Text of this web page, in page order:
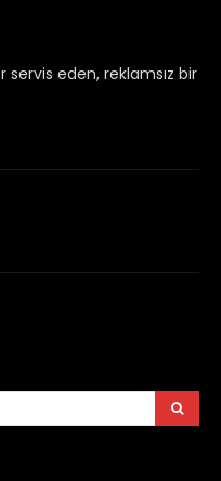
servis eden, reklamsız bir